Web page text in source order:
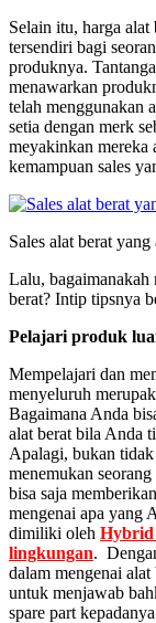
Selain itu, harga alat
tersendiri bagi
produknya.
menawarkan
telah menggunakan
setia dengan merk
meyakinkan mereka
kemampuan sales
Sales alat berat yang
Lalu, bagaimanakah
berat? Intip tipsnya
Pelajari produk
Mempelajari dan
menyeluruh
Bagaimana Anda
alat berat bila Anda
Apalagi, bukan
menemukan
bisa saja
mengenai apa yang
dimiliki oleh Hybrid
lingkungan.
dalam mengenai
untuk menjawab
spare part